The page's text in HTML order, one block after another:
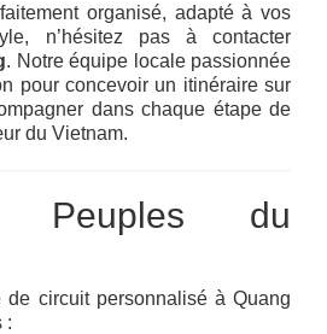
organisé, adapté à vos
n’hésitez pas à contacter
. Notre équipe locale passionnée
pour concevoir un itinéraire sur
dans chaque étape de
du Vietnam.
Peuples du
de circuit personnalisé à Quang
: